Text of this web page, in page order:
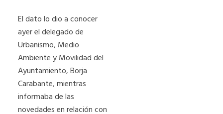
El dato lo dio a conocer
ayer el delegado de
Urbanismo, Medio
Ambiente y Movilidad del
Ayuntamiento, Borja
Carabante, mientras
informaba de las
novedades en relación con